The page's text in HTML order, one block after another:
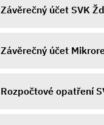
Závěrečný účet SVK
Závěrečný účet
Rozpočtové opatření